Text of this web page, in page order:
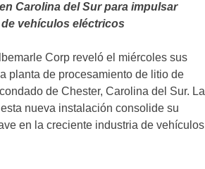
Carolina del Sur para impulsar
vehículos eléctricos
Corp reveló el miércoles sus
planta de procesamiento de litio de
de Chester, Carolina del Sur. La
nueva instalación consolide su
en la creciente industria de vehículos